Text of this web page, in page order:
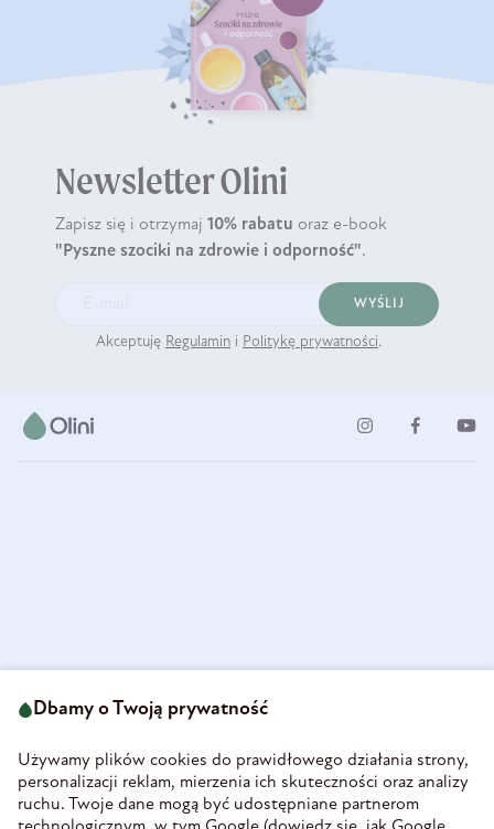
Newsletter Olini
Zapisz się i otrzymaj 10% rabatu oraz e-book
"Pyszne szociki na zdrowie i odporność".
WYŚLIJ
Akceptuję Regulamin i Politykę prywatności.
58-160 Świebodzice
REGON 890213034
INFORMACJE
Dbamy o Twoją prywatność
Używamy plików cookies do prawidłowego działania strony,
personalizacji reklam, mierzenia ich skuteczności oraz analizy
ruchu. Twoje dane mogą być udostępniane partnerom